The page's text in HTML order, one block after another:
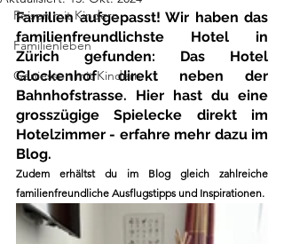
Reisen mit Kindern
Familienleben
Geniessen mit Kindern
Familien aufgepasst! Wir haben das
familienfreundlichste Hotel in
Zürich gefunden: Das Hotel
Glockenhof direkt neben der
Bahnhofstrasse. Hier hast du eine
grosszügige Spielecke direkt im
Hotelzimmer - erfahre mehr dazu im
Blog.
Zudem erhältst du im Blog gleich zahlreiche
familienfreundliche Ausflugstipps und Inspirationen.